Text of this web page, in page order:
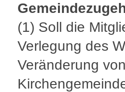
(1) Soll die
Verlegung des
Veränderung von